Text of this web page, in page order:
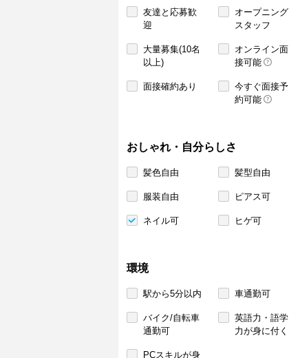
友達と応募歓
迎
オープニング
スタッフ
大量募集(10名
以上)
オンライン面
接可能
面接確約あり
今すぐ面接予
約可能
おしゃれ・自分らしさ
髪色自由 髪型自由
服装自由 ピアス可
ネイル可 ヒゲ可
環境
駅から5分以内 車通勤可
バイク/自転車
通勤可
英語力・語学
力が身に付く
PCスキルが身